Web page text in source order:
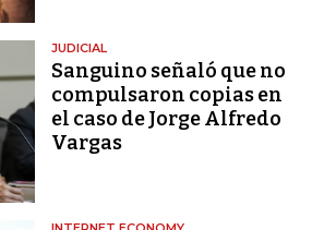
JUDICIAL
Sanguino señaló que no
compulsaron copias en
el caso de Jorge Alfredo
Vargas